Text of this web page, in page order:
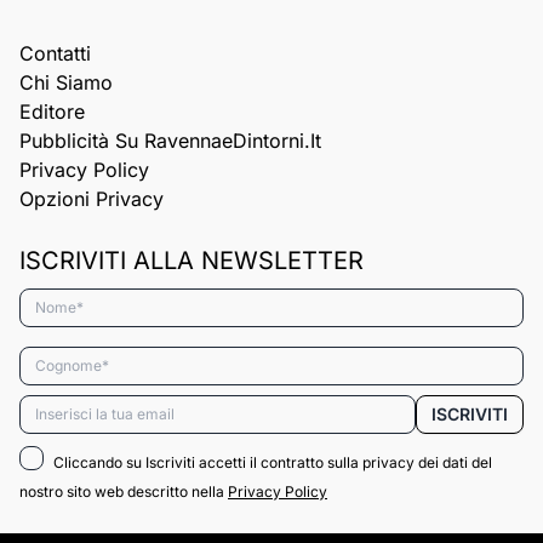
Contatti
Chi Siamo
Editore
Pubblicità Su RavennaeDintorni.it
Privacy Policy
Opzioni Privacy
ISCRIVITI ALLA NEWSLETTER
Nome*
Cognome*
Email* ISCRIVITI
Cliccando su Iscriviti accetti il contratto sulla privacy dei dati del
nostro sito web descritto nella Privacy Policy